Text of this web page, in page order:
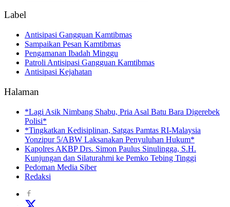
Label
Antisipasi Gangguan Kamtibmas
Sampaikan Pesan Kamtibmas
Pengamanan Ibadah Minggu
Patroli Antisipasi Gangguan Kamtibmas
Antisipasi Kejahatan
Halaman
*Lagi Asik Nimbang Shabu, Pria Asal Batu Bara Digerebek
Polisi*
*Tingkatkan Kedisiplinan, Satgas Pamtas RI-Malaysia
Yonzipur 5/ABW Laksanakan Penyuluhan Hukum*
Kapolres AKBP Drs. Simon Paulus Sinulingga, S.H.
Kunjungan dan Silaturahmi ke Pemko Tebing Tinggi
Pedoman Media Siber
Redaksi